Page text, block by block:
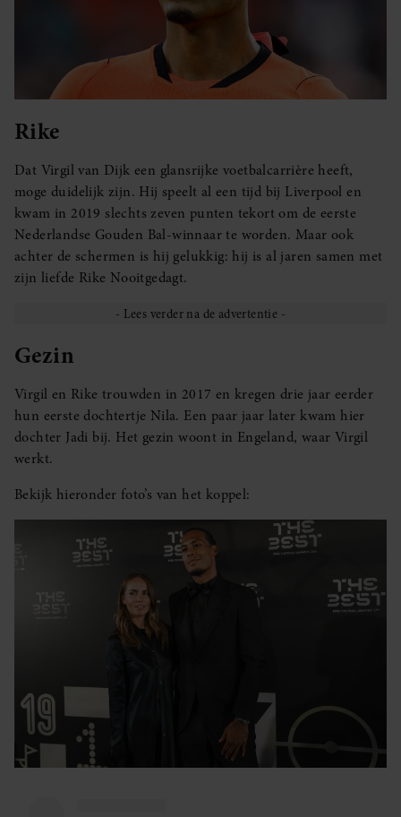
Rike
Dat Virgil van Dijk een glansrijke voetbalcarrière heeft,
moge duidelijk zijn. Hij speelt al een tijd bij Liverpool en
kwam in 2019 slechts zeven punten tekort om de eerste
Nederlandse Gouden Bal-winnaar te worden. Maar ook
achter de schermen is hij gelukkig: hij is al jaren samen met
zijn liefde Rike Nooitgedagt.
Gezin
Virgil en Rike trouwden in 2017 en kregen drie jaar eerder
hun eerste dochtertje Nila. Een paar jaar later kwam hier
dochter Jadi bij. Het gezin woont in Engeland, waar Virgil
werkt.
Bekijk hieronder foto’s van het koppel: